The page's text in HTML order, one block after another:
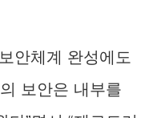
안체계 완성에도
보안은 내부를